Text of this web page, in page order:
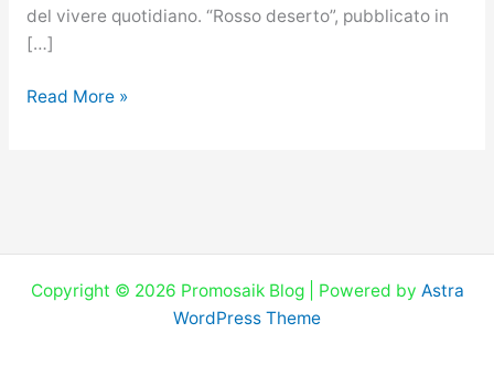
del vivere quotidiano. “Rosso deserto”, pubblicato in
[…]
Read More »
Copyright © 2026 Promosaik Blog | Powered by Astra
WordPress Theme